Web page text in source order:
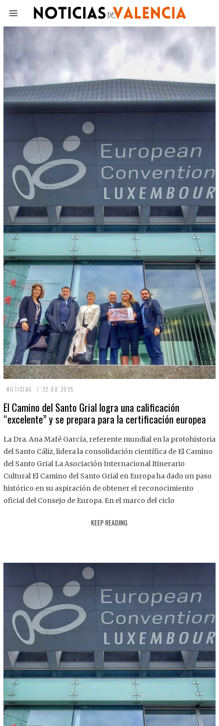
NOTICIAS 22.08.2025
.
8
2
2
El Camino del Santo Grial logra una calificación
“excelente” y se prepara para la certificación europea
La Dra. Ana Mafé García, referente mundial en la protohistoria
del Santo Cáliz, lidera la consolidación científica de El Camino
del Santo Grial La Asociación Internacional Itinerario
Cultural El Camino del Santo Grial en Europa ha dado un paso
histórico en su aspiración de obtener el reconocimiento
oficial del Consejo de Europa. En el marco del ciclo
KEEP READING